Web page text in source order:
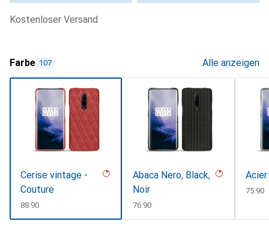
kostenloser Versand
Farbe 107 Alle anzeigen
Cerise vintage -
Couture
CHF
88.90
Abaca Nero, Black,
Noir
CHF
76.90
CHF
75.90